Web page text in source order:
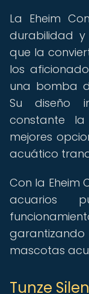
La Eheim
durabilidad
que la
los
una bomba
Su diseño
constante
mejores
acuático
Con la Eheim
acuarios
mascotas
Tunze